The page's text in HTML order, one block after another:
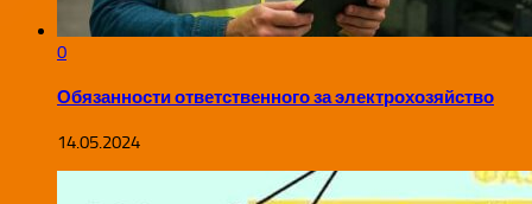
0
Обязанности ответственного за электрохозяйство
14.05.2024